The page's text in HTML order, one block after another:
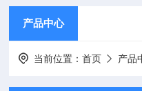
产品中心
当前位置：首页 产品